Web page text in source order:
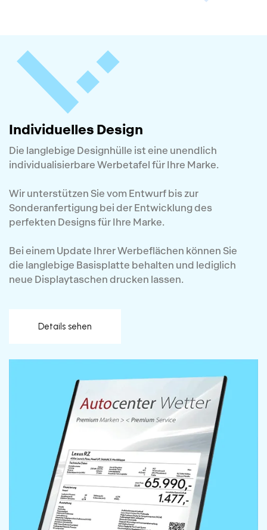
Individuelles Design
Die langlebige Designhülle ist eine unendlich
individualisierbare Werbetafel für Ihre Marke.
Wir unterstützen Sie vom Entwurf bis zur
Sonderanfertigung bei der Entwicklung des
perfekten Designs für Ihre Marke.
Bei einem Update Ihrer Werbeflächen können Sie
die langlebige Basisplatte behalten und lediglich
neue Displaytaschen drucken lassen.
Details sehen